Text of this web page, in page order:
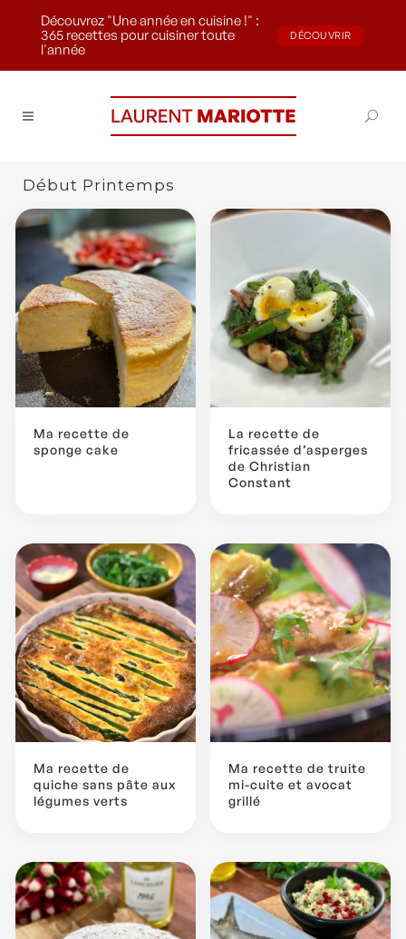
Découvrez "Une année en cuisine !" :
365 recettes pour cuisiner toute
l'année
DÉCOUVRIR
Début Printemps
Ma recette de
sponge cake
La recette de
fricassée d’asperges
de Christian
Constant
Ma recette de
quiche sans pâte aux
légumes verts
Ma recette de truite
mi-cuite et avocat
grillé